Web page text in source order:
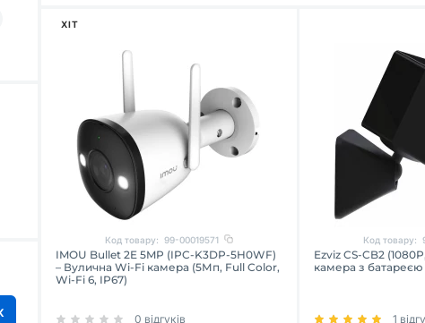
ХІТ
Код товару: 99-00019571
IMOU Bullet 2E 5MP (IPC-K3DP-5H0WF)
– Вулична Wi-Fi камера (5Мп, Full Color,
Wi-Fi 6, IP67)
0 відгуків
Код товару:
Ezviz CS-CB2
камера з батареєю
1